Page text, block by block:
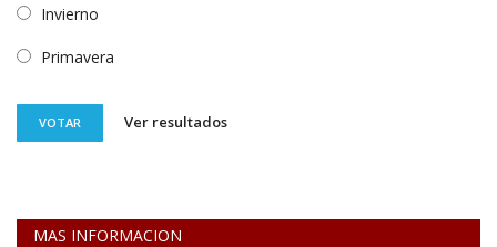
Invierno
Primavera
VOTAR Ver resultados
MAS INFORMACION